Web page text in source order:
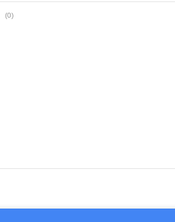
(0)